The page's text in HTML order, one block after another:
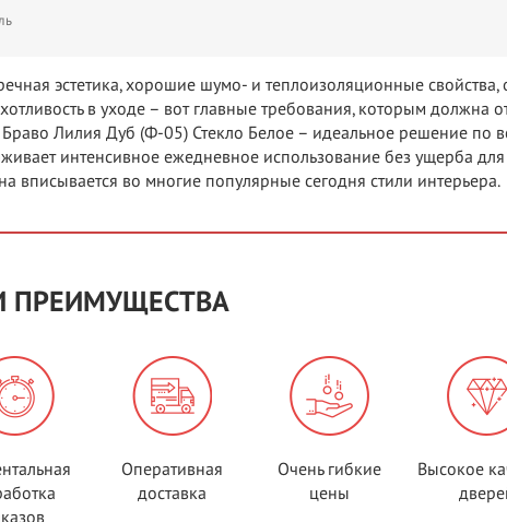
эстетика, хорошие шумо- и теплоизоляционные
в уходе – вот главные требования, которым должна
Лилия Дуб (Ф-05) Стекло Белое – идеальное решение по
интенсивное ежедневное использование без ущерба
вписывается во многие популярные сегодня стили интерьера.
ПРЕИМУЩЕСТВА
Оперативная
доставка
Очень гибкие
цены
Высокое